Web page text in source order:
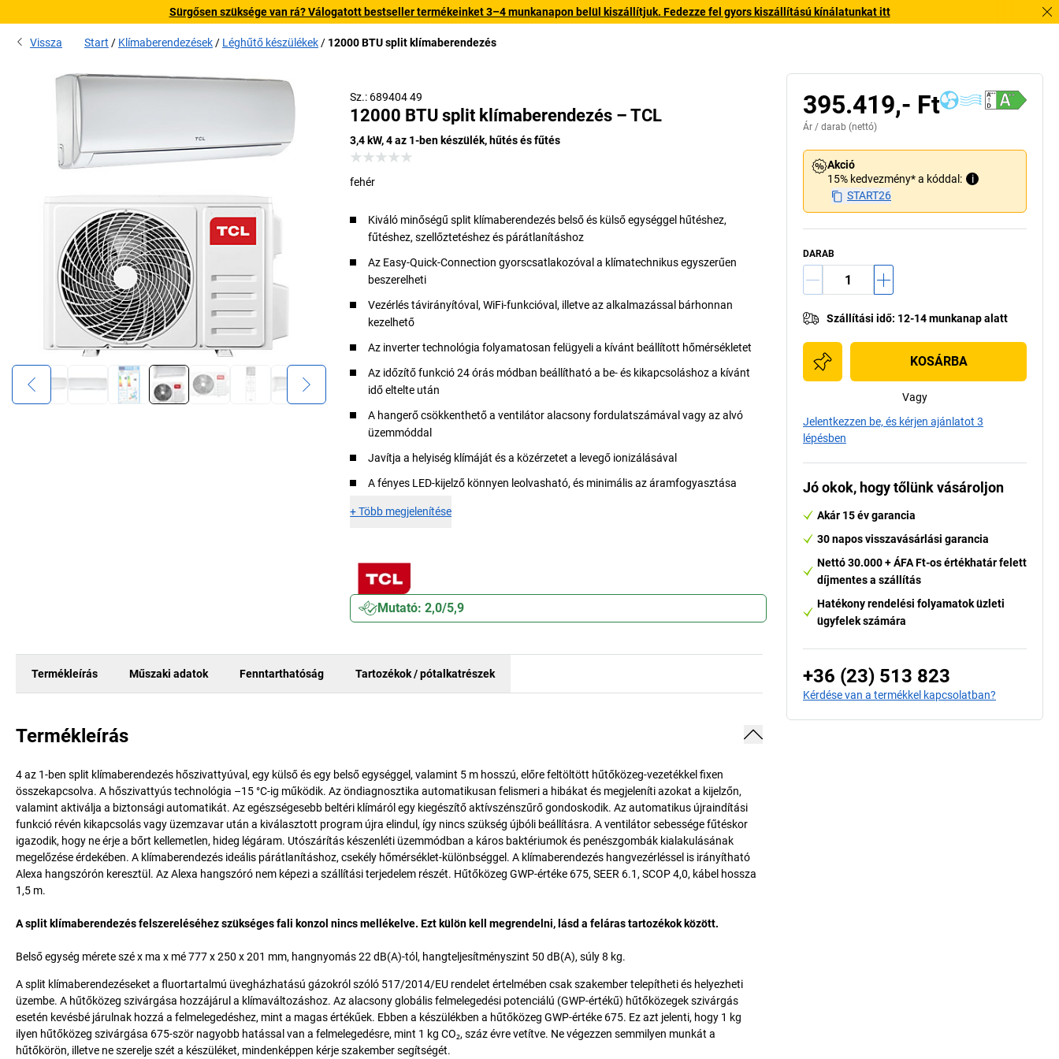
Sürgősen szüksége van rá? Válogatott bestseller termékeinket 3–4 munkanapon belül kiszállítjuk. Fedezze fel gyors kiszállítású kínálatunkat itt
Vissza Start Klímaberendezések Léghűtő készülékek 12000 BTU split klímaberendezés
Sz.: 689404 49
12000 BTU split klímaberendezés – TCL
3,4 kW, 4 az 1-ben készülék, hűtés és fűtés
fehér
Kiváló minőségű split klímaberendezés belső és külső egységgel hűtéshez,
fűtéshez, szellőztetéshez és párátlanításhoz
Az Easy-Quick-Connection gyorscsatlakozóval a klímatechnikus egyszerűen
beszerelheti
Vezérlés távirányítóval, WiFi-funkcióval, illetve az alkalmazással bárhonnan
kezelhető
Az inverter technológia folyamatosan felügyeli a kívánt beállított hőmérsékletet
Az időzítő funkció 24 órás módban beállítható a be- és kikapcsoláshoz a kívánt
idő eltelte után
A hangerő csökkenthető a ventilátor alacsony fordulatszámával vagy az alvó
üzemmóddal
Javítja a helyiség klímáját és a közérzetet a levegő ionizálásával
A fényes LED-kijelző könnyen leolvasható, és minimális az áramfogyasztása
+Több megjelenítése
Mutató: 2,0/5,9
Termékleírás Műszaki adatok Fenntarthatóság Tartozékok / pótalkatrészek
Termékleírás
4 az 1-ben split klímaberendezés hőszivattyúval, egy külső és egy belső egységgel, valamint 5 m hosszú, előre feltöltött hűtőközeg-vezetékkel fixen
összekapcsolva. A hőszivattyús technológia –15 °C-ig működik. Az öndiagnosztika automatikusan felismeri a hibákat és megjeleníti azokat a kijelzőn,
valamint aktiválja a biztonsági automatikát. Az egészségesebb beltéri klímáról egy kiegészítő aktívszénszűrő gondoskodik. Az automatikus újraindítási
funkció révén kikapcsolás vagy üzemzavar után a kiválasztott program újra elindul, így nincs szükség újbóli beállításra. A ventilátor sebessége fűtéskor
igazodik, hogy ne érje a bőrt kellemetlen, hideg légáram. Utószárítás készenléti üzemmódban a káros baktériumok és penészgombák kialakulásának
megelőzése érdekében. A klímaberendezés ideális párátlanításhoz, csekély hőmérséklet-különbséggel. A klímaberendezés hangvezérléssel is irányítható
Alexa hangszórón keresztül. Az Alexa hangszóró nem képezi a szállítási terjedelem részét. Hűtőközeg GWP-értéke 675, SEER 6.1, SCOP 4,0, kábel hossza
1,5 m.
A split klímaberendezés felszereléséhez szükséges fali konzol nincs mellékelve. Ezt külön kell megrendelni, lásd a feláras tartozékok között.
Belső egység mérete szé x ma x mé 777 x 250 x 201 mm, hangnyomás 22 dB(A)-tól, hangteljesítményszint 50 dB(A), súly 8 kg.
A split klímaberendezéseket a fluortartalmú üvegházhatású gázokról szóló 517/2014/EU rendelet értelmében csak szakember telepítheti és helyezheti
üzembe. A hűtőközeg szivárgása hozzájárul a klímaváltozáshoz. Az alacsony globális felmelegedési potenciálú (GWP-értékű) hűtőközegek szivárgás
esetén kevésbé járulnak hozzá a felmelegedéshez, mint a magas értékűek. Ebben a készülékben a hűtőközeg GWP-értéke 675. Ez azt jelenti, hogy 1 kg
ilyen hűtőközeg szivárgása 675-ször nagyobb hatással van a felmelegedésre, mint 1 kg CO₂, száz évre vetítve. Ne végezzen semmilyen munkát a
hűtőkörön, illetve ne szerelje szét a készüléket, mindenképpen kérje szakember segítségét.
395.419,- Ft
Ár / darab (nettó)
Akció
15% kedvezmény* a kóddal:
i
START26
DARAB
Szállítási idő: 12-14 munkanap alatt
KOSÁRBA
Vagy
Jelentkezzen be, és kérjen ajánlatot 3
lépésben
Jó okok, hogy tőlünk vásároljon
Akár 15 év garancia
30 napos visszavásárlási garancia
Nettó 30.000 + ÁFA Ft-os értékhatár felett
díjmentes a szállítás
Hatékony rendelési folyamatok üzleti
ügyfelek számára
+36 (23) 513 823
Kérdése van a termékkel kapcsolatban?